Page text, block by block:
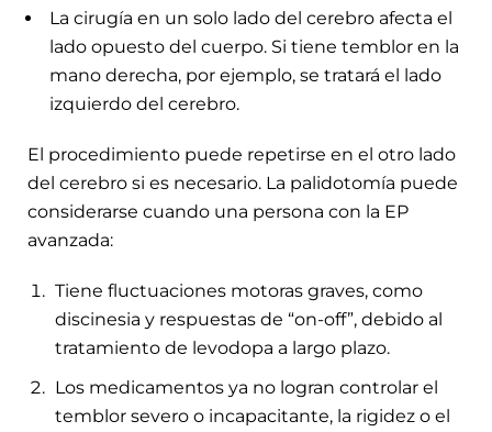
La cirugía en un solo lado del cerebro afecta el
lado opuesto del cuerpo. Si tiene temblor en la
mano derecha, por ejemplo, se tratará el lado
izquierdo del cerebro.
El procedimiento puede repetirse en el otro lado
del cerebro si es necesario. La palidotomía puede
considerarse cuando una persona con la EP
avanzada:
Tiene fluctuaciones motoras graves, como
discinesia y respuestas de “on-off”, debido al
tratamiento de levodopa a largo plazo.
Los medicamentos ya no logran controlar el
temblor severo o incapacitante, la rigidez o el